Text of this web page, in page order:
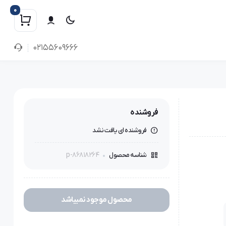
0
02155609666
فروشنده
فروشنده ای یافت نشد
شناسه محصول p-86818264
محصول موجود نمیباشد